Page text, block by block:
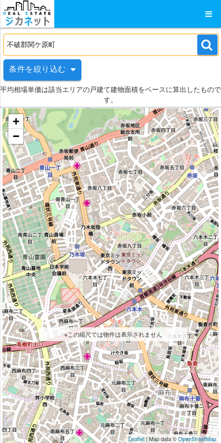
条件を絞り込む
平均相場単価は該当エリアの戸建て建物面積をベースに算出したもので
す。
+
−
Leaflet| Map data ©OpenStreetMap
※この縮尺では物件は表示されません